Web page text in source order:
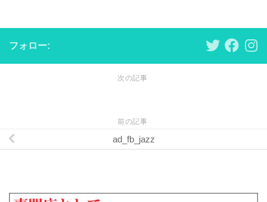
フォロー:
次の記事
前の記事
ad_fb_jazz